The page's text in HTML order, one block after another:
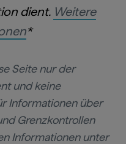
dient. Weitere
*
Seite nur der
und keine
Informationen über
Grenzkontrollen
Informationen unter